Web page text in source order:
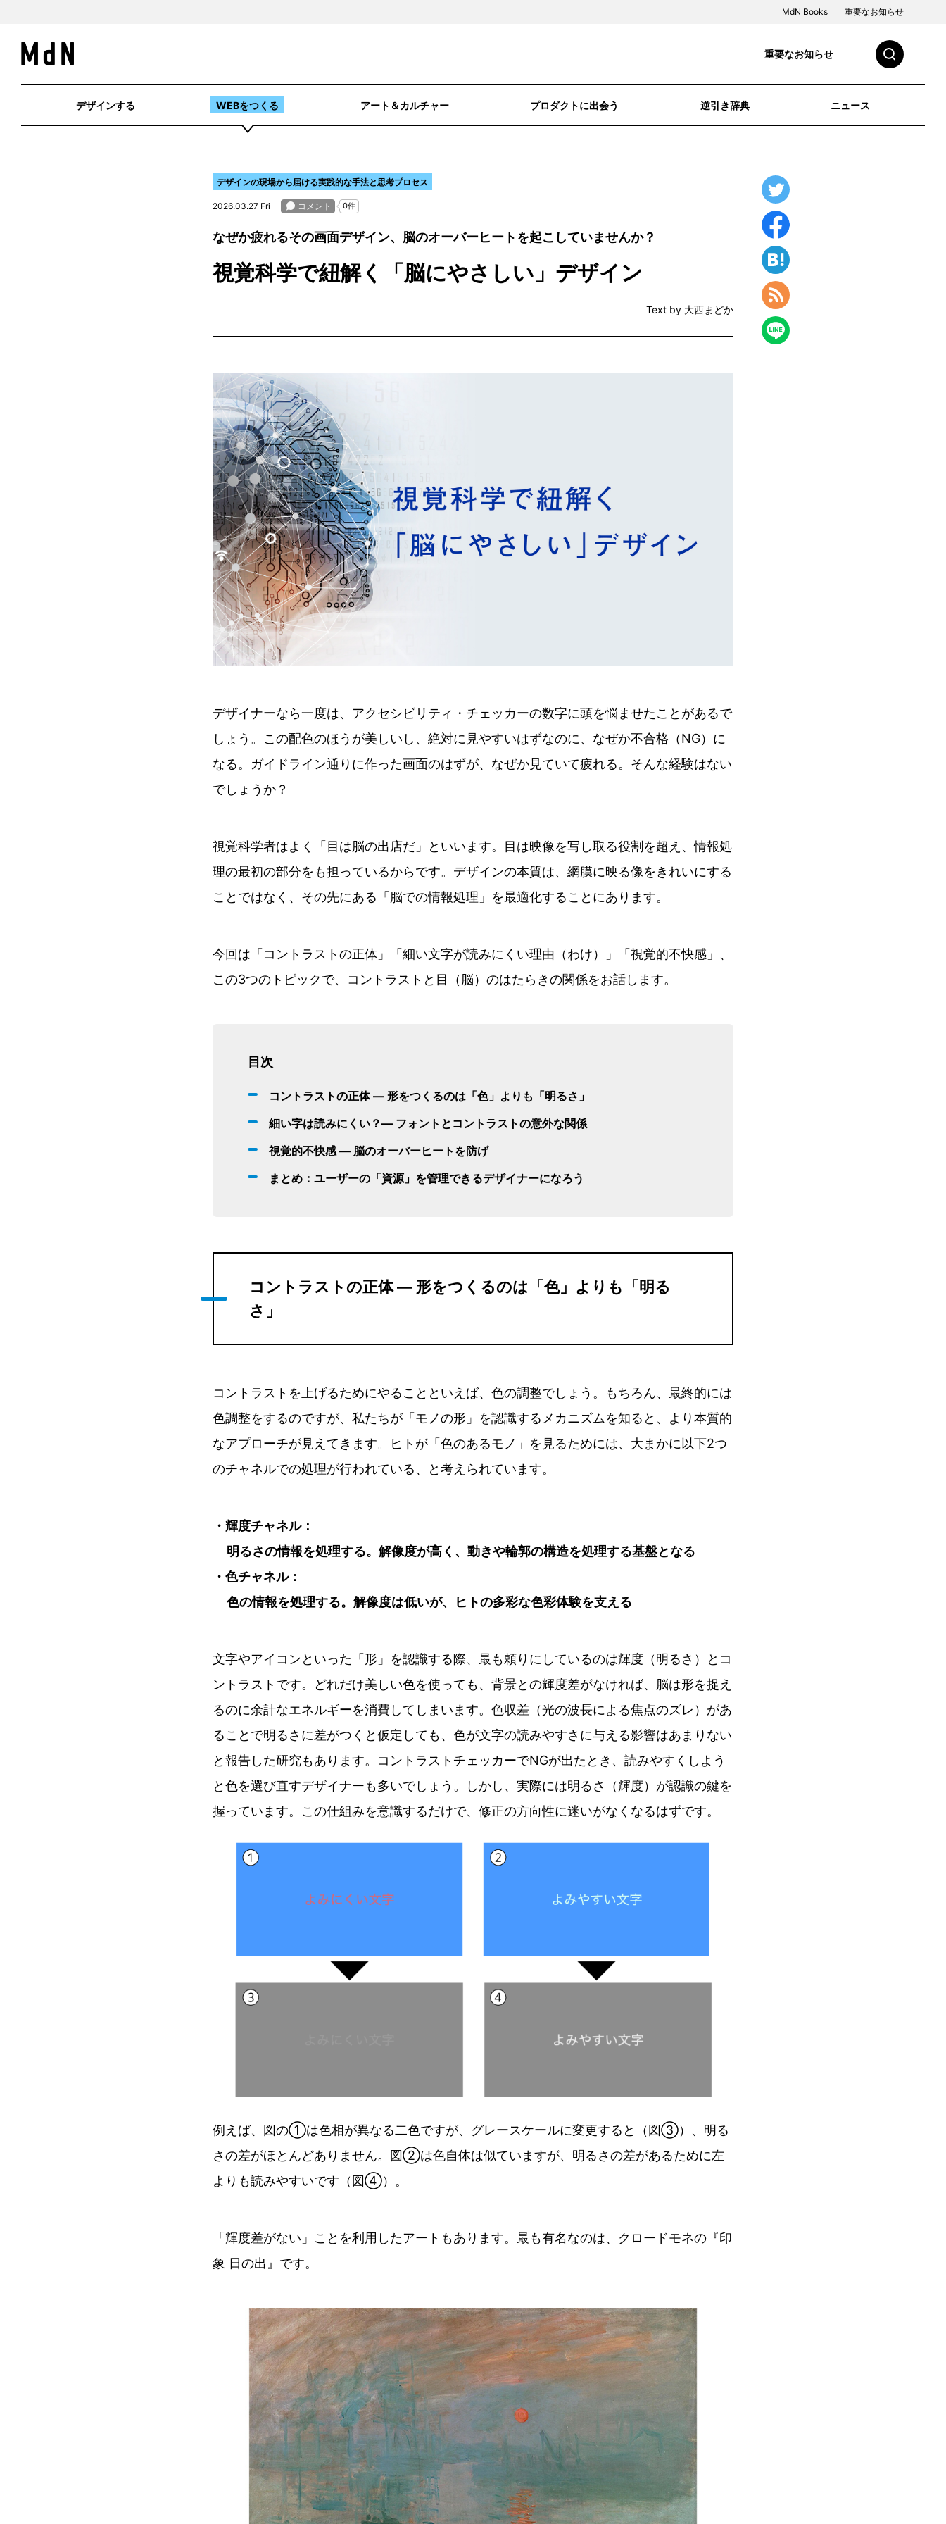
MdN Books 重要なお知らせ
重要なお知らせ
デザインする WEBをつくる アート＆カルチャー プロダクトに出会う 逆引き辞典 ニュース
デザインの現場から届ける実践的な手法と思考プロセス
2026.03.27 Fri
なぜか疲れるその画面デザイン、脳のオーバーヒートを起こしていませんか？
視覚科学で紐解く「脳にやさしい」デザイン
Text by 大西まどか
デザイナーなら一度は、アクセシビリティ・チェッカーの数字に頭を悩ませたことがあるで
しょう。この配色のほうが美しいし、絶対に見やすいはずなのに、なぜか不合格（NG）に
なる。ガイドライン通りに作った画面のはずが、なぜか見ていて疲れる。そんな経験はない
でしょうか？
視覚科学者はよく「目は脳の出店だ」といいます。目は映像を写し取る役割を超え、情報処
理の最初の部分をも担っているからです。デザインの本質は、網膜に映る像をきれいにする
ことではなく、その先にある「脳での情報処理」を最適化することにあります。
今回は「 コントラストの正体 」「細い文字が読みにくい理由（わけ）」「 視覚的不快感 」、
この3つのトピックで、コントラストと目（脳）のはたらきの関係をお話します。
目次
コントラストの正体 ― 形をつくるのは「色」よりも「明るさ」
細い字は読みにくい？― フォントとコントラストの意外な関係
視覚的不快感 ― 脳のオーバーヒートを防げ
まとめ：ユーザーの「資源」を管理できるデザイナーになろう
コントラストの正体 ― 形をつくるのは「色」よりも「明る
さ」
コントラストを上げるためにやることといえば、色の調整でしょう。もちろん、最終的には
色調整をするのですが、私たちが「モノの形」を認識するメカニズムを知ると、より本質的
なアプローチが見えてきます。ヒトが「色のあるモノ」を見るためには、大まかに以下2つ
のチャネルでの処理が行われている、と考えられています。
・輝度チャネル：
明るさの情報を処理する。解像度が高く、動きや輪郭の構造を処理する基盤となる
・色チャネル：
色の情報を処理する。解像度は低いが、ヒトの多彩な色彩体験を支える
文字やアイコンといった「形」を認識する際、最も頼りにしているのは輝度（明るさ）とコ
ントラストです。どれだけ美しい色を使っても、背景との輝度差がなければ、脳は形を捉え
るのに余計なエネルギーを消費してしまいます。色収差（光の波長による焦点のズレ）があ
ることで明るさに差がつくと仮定しても、色が文字の読みやすさに与える影響はあまりない
と報告した研究もあります。コントラストチェッカーでNGが出たとき、読みやすくしよう
と色を選び直すデザイナーも多いでしょう。しかし、実際には明るさ（輝度）が認識の鍵を
握っています。この仕組みを意識するだけで、修正の方向性に迷いがなくなるはずです。
例えば、図の①は色相が異なる二色ですが、グレースケールに変更すると（図③）、明る
さの差がほとんどありません。図②は色自体は似ていますが、明るさの差があるために左
よりも読みやすいです（図④）。
「輝度差がない」ことを利用したアートもあります。最も有名なのは、クロードモネの『印
象 日の出』です。